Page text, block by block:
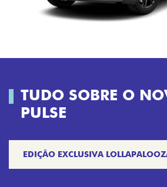
TUDO SOBRE O
PULSE
EDIÇÃO EXCLUSIVA